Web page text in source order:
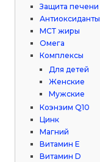
Защита печени
Антиоксиданты
МСТ жиры
Омега
Комплексы
Для детей
Женские
Мужские
Коэнзим Q10
Цинк
Магний
Витамин Е
Витамин D